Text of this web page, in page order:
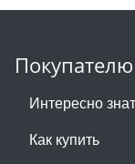
Покупателю
Интересно
Как купить